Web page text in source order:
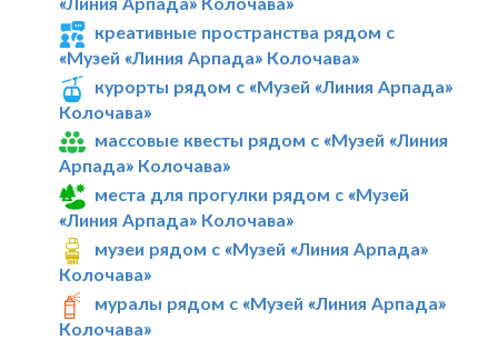
креативные пространства рядом с
«Музей «Линия Арпада» Колочава»
курорты рядом с «Музей «Линия Арпада»
Колочава»
массовые квесты рядом с «Музей «Линия
Арпада» Колочава»
места для прогулки рядом с «Музей
«Линия Арпада» Колочава»
музеи рядом с «Музей «Линия Арпада»
Колочава»
муралы рядом с «Музей «Линия Арпада»
Колочава»